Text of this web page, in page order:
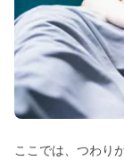
ここでは、つわり